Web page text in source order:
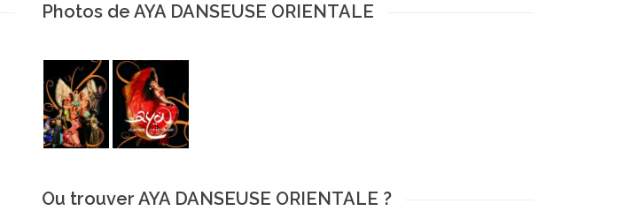
Photos de AYA DANSEUSE ORIENTALE
Ou trouver AYA DANSEUSE ORIENTALE ?